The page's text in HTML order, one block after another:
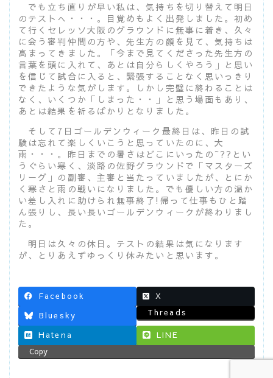
でも立ち直りが早い私は、気持ちを切り替えて明日
のテストへ・・・。目覚めもよく出発しました。初め
て行くセレッソ大阪のグラウンドに無事に着き、久々
に会う審判仲間の方や、先生方の顔を見て、気持ちは
高まってきました。「今まで見てくださった先生方の
言葉を頭に入れて、あとは自分らしくやろう」と思い
を信じて試合に入ると、緊張することなく思いっきり
できたような気がします。しかし完璧に終わることは
なく、いくつか「しまった・・」と思う場面もあり、
あとは結果を祈るばかりとなりました。
そして7日ゴールデンウィーク最終日は、昨日の試
験は忘れて楽しくいこうと思っていたのに、大
雨・・・。昨日までの暑さはどこにいったの~??とい
うぐらい寒く、淡路の佐野グラウンドで「マスターズ
リーグ」の副審、主審と当たっていましたが、とにか
く寒さと雨の戦いになりました。でも優しい方の温か
い差し入れに助けられ無事終了!帰って仕事もひと踏
ん張りし、長い長いゴールデンウィークが終わりまし
た。
明日は久々の休日。テストの結果は気になります
が、とりあえずゆっくり休みたいと思います。
Facebook
X
Bluesky
Threads
Hatena
LINE
Copy